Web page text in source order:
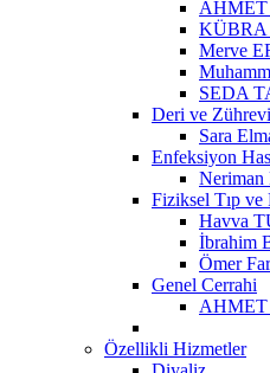
KÜBRA
Merve
SEDA
Deri ve
Sara
Enfeksiyon
Fiziksel Tıp ve
Havva
İbrahim
Ömer
Genel Cerrahi
Özellikli Hizmetler